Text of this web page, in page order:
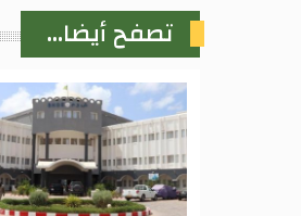
تصفح أيضا...